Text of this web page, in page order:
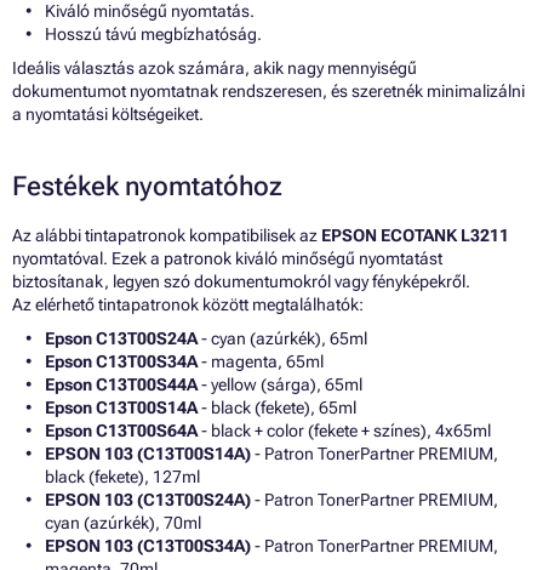
Kiváló minőségű nyomtatás.
Hosszú távú megbízhatóság.
Ideális választás azok számára, akik nagy mennyiségű
dokumentumot nyomtatnak rendszeresen, és szeretnék minimalizálni
a nyomtatási költségeiket.
Festékek nyomtatóhoz
Az alábbi tintapatronok kompatibilisek az EPSON ECOTANK L3211
nyomtatóval. Ezek a patronok kiváló minőségű nyomtatást
biztosítanak, legyen szó dokumentumokról vagy fényképekről.
Az elérhető tintapatronok között megtalálhatók:
Epson C13T00S24A- cyan (azúrkék), 65ml
Epson C13T00S34A- magenta, 65ml
Epson C13T00S44A- yellow (sárga), 65ml
Epson C13T00S14A- black (fekete), 65ml
Epson C13T00S64A- black + color (fekete + színes), 4x65ml
EPSON 103 (C13T00S14A)- Patron TonerPartner PREMIUM,
black (fekete), 127ml
EPSON 103 (C13T00S24A)- Patron TonerPartner PREMIUM,
cyan (azúrkék), 70ml
EPSON 103 (C13T00S34A)- Patron TonerPartner PREMIUM,